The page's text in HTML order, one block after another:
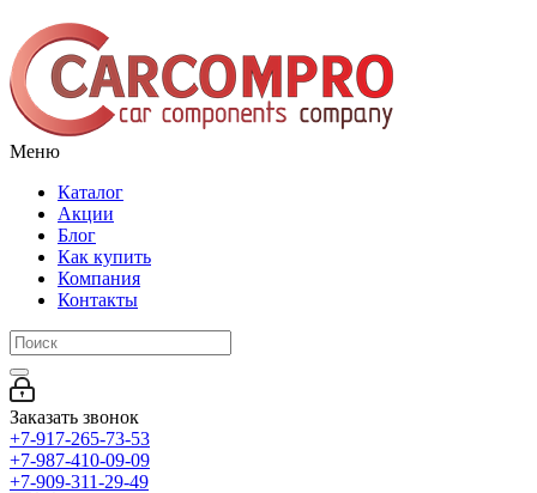
Меню
Каталог
Акции
Блог
Как купить
Компания
Контакты
Заказать звонок
+7-917-265-73-53
+7-987-410-09-09
+7-909-311-29-49